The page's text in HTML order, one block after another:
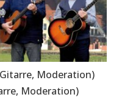
Moderation)
Moderation)